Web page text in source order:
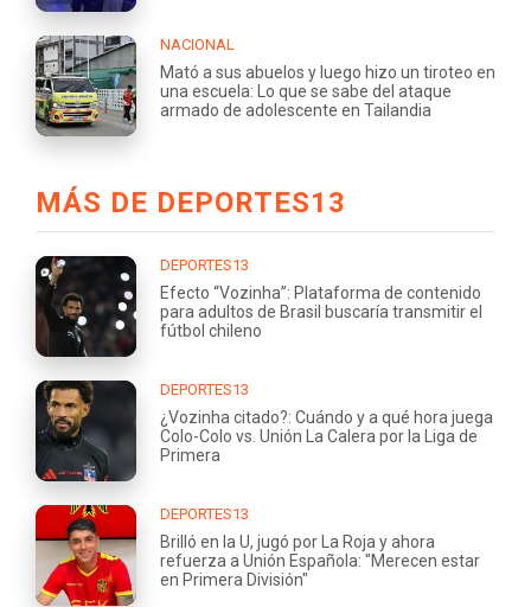
NACIONAL
Mató a sus abuelos y luego hizo un tiroteo en
una escuela: Lo que se sabe del ataque
armado de adolescente en Tailandia
MÁS DE DEPORTES13
DEPORTES13
Efecto “Vozinha”: Plataforma de contenido
para adultos de Brasil buscaría transmitir el
fútbol chileno
DEPORTES13
¿Vozinha citado?: Cuándo y a qué hora juega
Colo-Colo vs. Unión La Calera por la Liga de
Primera
DEPORTES13
Brilló en la U, jugó por La Roja y ahora
refuerza a Unión Española: "Merecen estar
en Primera División"